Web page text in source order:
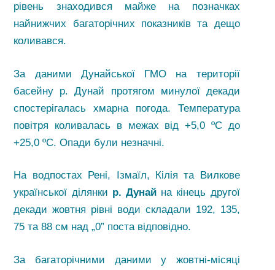
рівень знаходився майже на позначках
найнижчих багаторічних показників та дещо
коливався.
За даними Дунайської ГМО на території
басейну р. Дунай протягом минулої декади
спостерігалась хмарна погода. Температура
повітря коливалась в межах від +5,0 ºС до
+25,0 ºС. Опади були незначні.
На водпостах Рені, Ізмаїл, Кілія та Вилкове
української ділянки р. Дунай на кінець другої
декади жовтня рівні води складали 192, 135,
75 та 88 см над „0” поста відповідно.
За багаторічними даними у жовтні-місяці